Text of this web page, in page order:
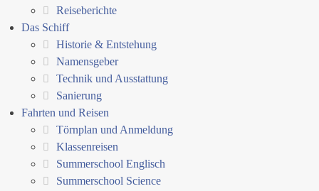
Reiseberichte
Das Schiff
Historie & Entstehung
Namensgeber
Technik und Ausstattung
Sanierung
Fahrten und Reisen
Törnplan und Anmeldung
Klassenreisen
Summerschool Englisch
Summerschool Science